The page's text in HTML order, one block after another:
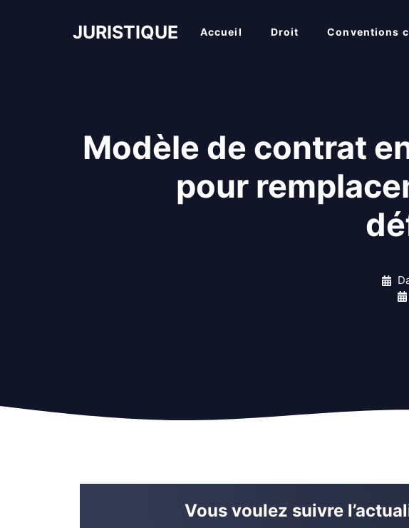
JURISTIQUE Accueil Droit Conventions
Modèle de contrat
pour
Vous voulez suivre